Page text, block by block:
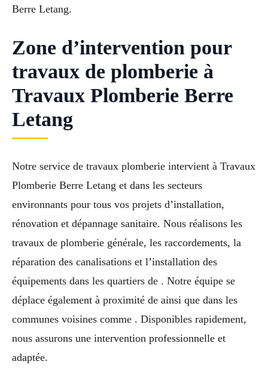
Berre Letang.
Zone d’intervention pour
travaux de plomberie à
Travaux Plomberie Berre
Letang
Notre service de travaux plomberie intervient à Travaux
Plomberie Berre Letang et dans les secteurs
environnants pour tous vos projets d’installation,
rénovation et dépannage sanitaire. Nous réalisons les
travaux de plomberie générale, les raccordements, la
réparation des canalisations et l’installation des
équipements dans les quartiers de . Notre équipe se
déplace également à proximité de ainsi que dans les
communes voisines comme . Disponibles rapidement,
nous assurons une intervention professionnelle et
adaptée.